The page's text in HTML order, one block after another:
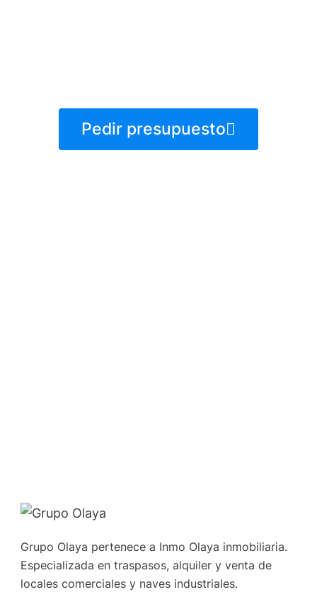
Pedir presupuesto
Grupo Olaya pertenece a Inmo Olaya inmobiliaria.
Especializada en traspasos, alquiler y venta de
locales comerciales y naves industriales.